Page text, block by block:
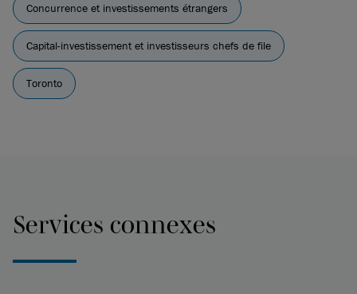
Concurrence et investissements étrangers
Capital-investissement et investisseurs chefs de file
Toronto
Services connexes